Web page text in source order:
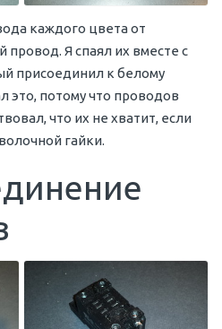
каждого цвета от
Я спаял их вместе с
присоединил к белому
это, потому что проводов
что их не хватит, если
гайки.